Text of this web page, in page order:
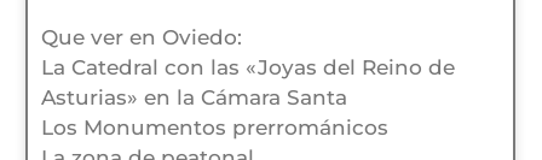
Que ver en Oviedo:
La Catedral con las «Joyas del Reino de
Asturias» en la Cámara Santa
Los Monumentos prerrománicos